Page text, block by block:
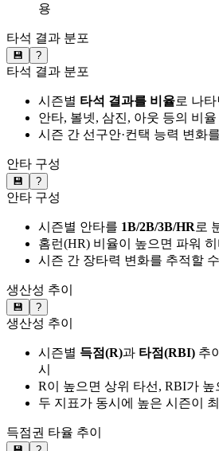
용
타석 결과 분포
💾 ?
타석 결과 분포
시즌별 타석 결과를 비율로 나
안타, 볼넷, 삼진, 아웃 등의 비
시즌 간 선구안·컨택 능력 변화
안타 구성
💾 ?
안타 구성
시즌별 안타를 1B/2B/3B/HR로
홈런(HR) 비율이 높으면 파워 히
시즌 간 장타력 변화를 추적할
생산성 추이
💾 ?
생산성 추이
시즌별 득점(R)과 타점(RBI) 추
시
R이 높으면 상위 타선, RBI가
두 지표가 동시에 높은 시즌이
득점권 타율 추이